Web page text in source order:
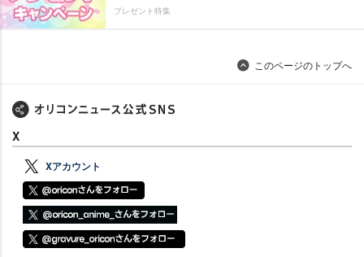
プレゼント特集
このページのトップへ
X
Xアカウント